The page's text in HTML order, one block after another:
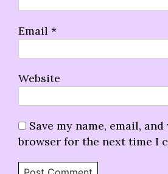
Email *
Website
Save my name, email,
browser for the next time I